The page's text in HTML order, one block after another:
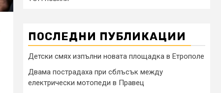
ПОСЛЕДНИ ПУБЛИКАЦИИ
Детски смях изпълни новата площадка в Етрополе
Двама пострадаха при сблъсък между
електрически мотопеди в Правец